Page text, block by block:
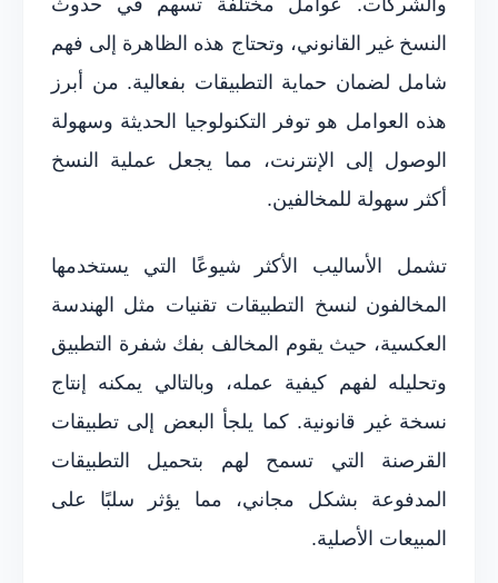
النسخ غير القانوني، وتحتاج هذه الظاهرة إلى فهم
شامل لضمان حماية التطبيقات بفعالية. من أبرز
هذه العوامل هو توفر التكنولوجيا الحديثة وسهولة
الوصول إلى الإنترنت، مما يجعل عملية النسخ
أكثر سهولة للمخالفين.
تشمل الأساليب الأكثر شيوعًا التي يستخدمها
المخالفون لنسخ التطبيقات تقنيات مثل الهندسة
العكسية، حيث يقوم المخالف بفك شفرة التطبيق
وتحليله لفهم كيفية عمله، وبالتالي يمكنه إنتاج
نسخة غير قانونية. كما يلجأ البعض إلى تطبيقات
القرصنة التي تسمح لهم بتحميل التطبيقات
المدفوعة بشكل مجاني، مما يؤثر سلبًا على
المبيعات الأصلية.